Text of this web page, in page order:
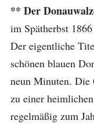
** Der
im Spätherbst
Der eigentliche
schönen blauen
neun Minuten. Die
zu einer
regelmäßig zum